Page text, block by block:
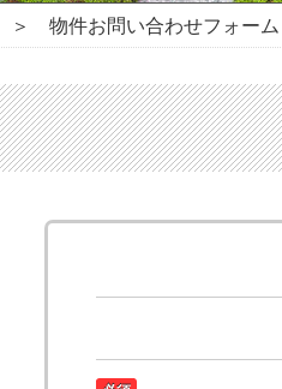
＞ 物件お問い合わせフォーム